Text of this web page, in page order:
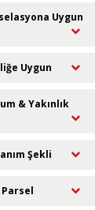
Uygun
Uygun
& Yakınlık
Şekli
Parsel